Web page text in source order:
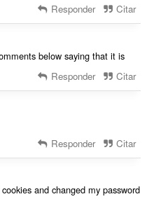
Responder Citar
below saying that it is
Responder Citar
Responder Citar
and changed my password